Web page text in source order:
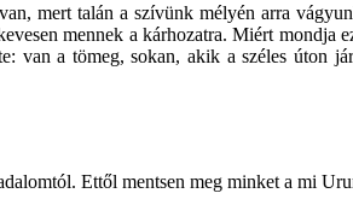
mert talán a szívünk mélyén arra
mennek a kárhozatra. Miért mondja
van a tömeg, sokan, akik a széles úton
Ettől mentsen meg minket a mi